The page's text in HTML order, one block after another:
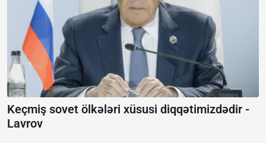
Keçmiş sovet ölkələri xüsusi diqqətimizdədir -
Lavrov